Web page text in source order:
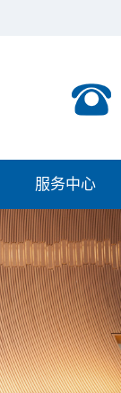
服务中心